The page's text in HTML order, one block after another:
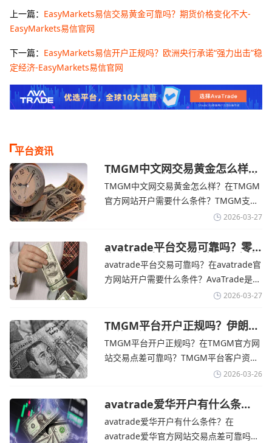
上一篇： EasyMarkets易信交易黄金可靠吗？期货价格变化不大-
EasyMarkets易信官网
下一篇： EasyMarkets易信开户正规吗？欧洲央行承诺“强力出击”稳
定经济-EasyMarkets易信官网
平台资讯
TMGM中文网交易黄金怎么样？
金价下跌，市场评估伊朗停火前
景-TMGM官网
TMGM中文网交易黄金怎么样？在TMGM
官方网站开户需要什么条件？‌‌‌TMGM支持
全球主流的MT4/MT5平台，同时提供功能
险管理工具。通过TMGM官网交易资讯了
解，金价周四回落，受​美元走强和油价上
涨，使通胀担忧保持不变‌对加息的持续预
2026-03-27
avatrade平台交易可靠吗？零
售企业称中东地区冲突正推高成
本avatrade官网
avatrade平台交易可靠吗？在avatrade官
方网站开户需要什么条件？‌‌‌AvaTrade是一
个在交易优势和可靠性两方面都非常均衡
在学习和探索中成长的新手交易者。通过
avatrade官网交易资讯了解，零售企业警
告称，中东地区的冲突正在推高成本，如
2026-03-27
TMGM平台开户正规吗？伊朗仍
拒绝与美国直接谈判-TMGM官
网
TMGM平台开户正规吗？在TMGM官方网
站交易点差可靠吗？‌‌‌TMGM平台客户资金
存放在澳大利亚国民银行等顶级银行的独
TMGM官网交易资讯了解，伊朗外交部长
表示，尽管德黑兰高级官员正在审查美国
结束战争的提议
2026-03-26
avatrade爱华开户有什么条
件？亚洲市场交易喜忧参半-
avatrade爱华官网
avatrade爱华开户有什么条件？在
avatrade爱华官方网站交易点差可靠吗？‌‌‌